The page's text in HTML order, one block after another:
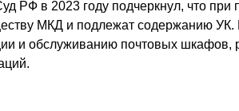
РФ в 2023 году подчеркнул, что при
МКД и подлежат содержанию УК.
и обслуживанию почтовых шкафов,